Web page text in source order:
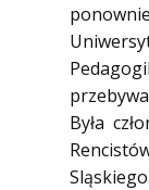
Była